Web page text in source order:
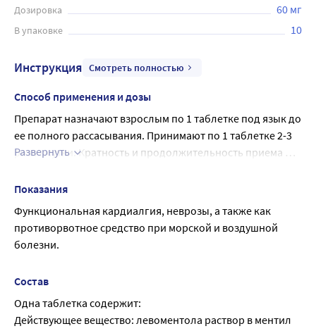
зависимости от эффективности лечения. При отсутствии
или недостаточной выраженности терапевтического
препарата необходимо обратиться к врачу для
назначения другой терапии.
Дозировка 60 мг
В упаковке 10
Инструкция Смотреть полностью
Способ применения и дозы
Препарат назначают взрослым по 1 таблетке под язык до
ее полного рассасывания. Принимают по 1 таблетке 2-3
раза в сутки. Кратность и продолжительность приема
При отсутствии или недостаточной выраженности
после приема препарата необходимо обратиться к врачу
для назначения другой терапии.
Развернуть
Показания
Функциональная кардиалгия, неврозы, а также как
противорвотное средство при морской и воздушной
болезни.
Состав
Одна таблетка содержит:
Действующее вещество: левоментола раствор в ментил